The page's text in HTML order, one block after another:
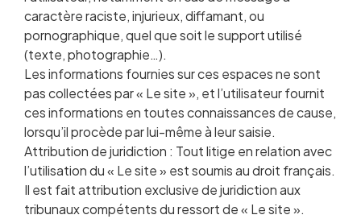
caractère raciste, injurieux, diffamant, ou
pornographique, quel que soit le support utilisé
(texte, photographie…).
Les informations fournies sur ces espaces ne sont
pas collectées par « Le site », et l’utilisateur fournit
ces informations en toutes connaissances de cause,
lorsqu’il procède par lui-même à leur saisie.
Attribution de juridiction : Tout litige en relation avec
l’utilisation du « Le site » est soumis au droit français.
Il est fait attribution exclusive de juridiction aux
tribunaux compétents du ressort de « Le site ».